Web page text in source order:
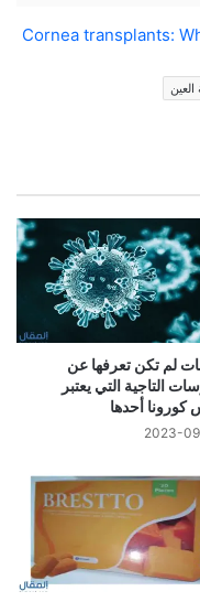
Cornea transplants:
لم تكن تعرفها عن
التاجية التي يعتبر
أحدها
2023-